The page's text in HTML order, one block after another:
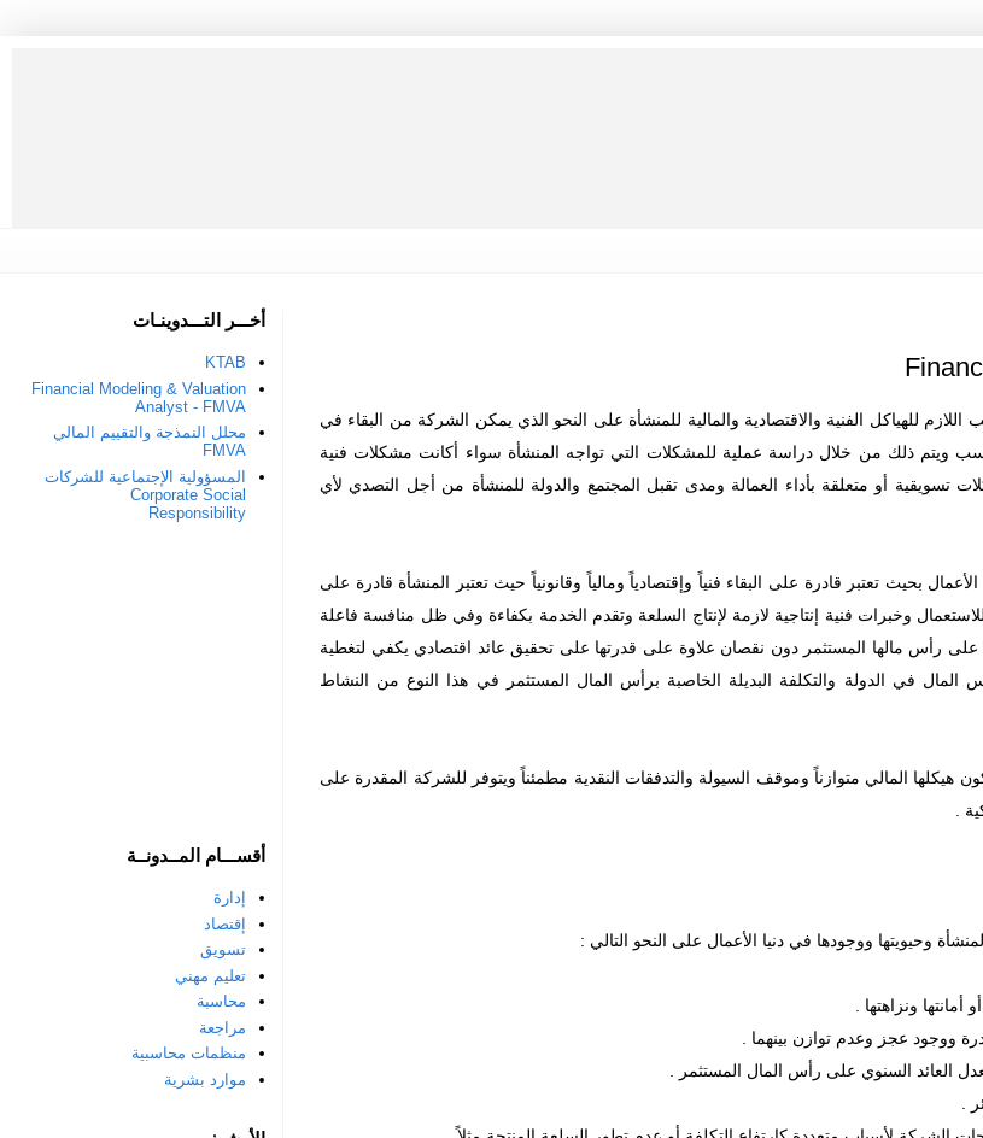
اللازم للهياكل الفنية والاقتصادية والمالية للمنشأة على النحو الذي يمكن الشركة من البقاء في
ويتم ذلك من خلال دراسة عملية للمشكلات التي تواجه المنشأة سواء أكانت مشكلات فنية
تسويقية أو متعلقة بأداء العمالة ومدى تقبل المجتمع والدولة للمنشأة من أجل التصدي لأي
بحيث تعتبر قادرة على البقاء فنياً وإقتصادياً ومالياً وقانونياً حيث تعتبر المنشأة قادرة على
للاستعمال وخبرات فنية إنتاجية لازمة لإنتاج السلعة وتقدم الخدمة بكفاءة وفي ظل منافسة فاعلة
على رأس مالها المستثمر دون نقصان علاوة على قدرتها على تحقيق عائد اقتصادي يكفي لتغطية
المال في الدولة والتكلفة البديلة الخاصبة برأس المال المستثمر في هذا النوع من النشاط
هيكلها المالي متوازناً وموقف السيولة والتدفقات النقدية مطمئناً ويتوفر للشركة المقدرة على
.
وحيويتها ووجودها في دنيا الأعمال على النحو التالي :
أخـــر التـــدوينـات
KTAB
Financial Modeling & Valuation
Analyst - FMVA
محلل النمذجة والتقييم المالي
FMVA
المسؤولية الإجتماعية للشركات
Corporate Social
Responsibility
أقســـام المــدونــة
إدارة
إقتصاد
تسويق
تعليم مهني
محاسبة
مراجعة
منظمات محاسبية
موارد بشرية